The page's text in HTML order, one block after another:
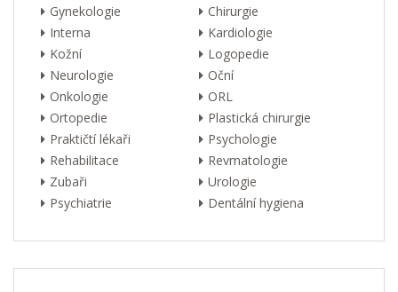
Gynekologie
Chirurgie
Interna
Kardiologie
Kožní
Logopedie
Neurologie
Oční
Onkologie
ORL
Ortopedie
Plastická chirurgie
Praktičtí lékaři
Psychologie
Rehabilitace
Revmatologie
Zubaři
Urologie
Psychiatrie
Dentální hygiena